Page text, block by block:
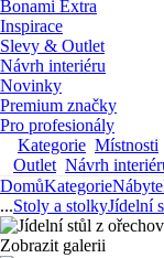
Bonami Extra
Inspirace
Slevy & Outlet
Návrh interiéru
Novinky
Premium značky
Pro profesionály
Kategorie Místnosti
Outlet Návrh
DomůKategorie
...Stoly a stolkyJídelní
Zobrazit galerii